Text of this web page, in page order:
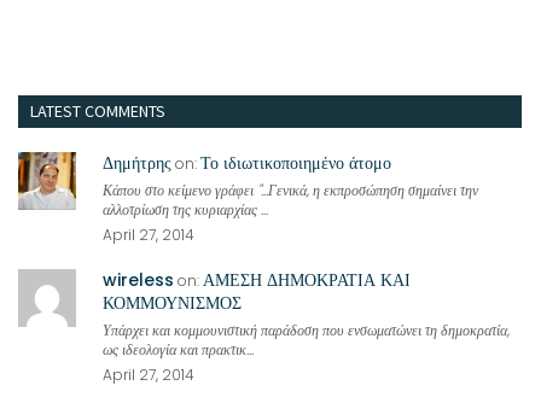
LATEST COMMENTS
Δημήτρηςon:Το ιδιωτικοποιημένο άτομο
Κάπου στο κείμενο γράφει "...Γενικά, η εκπροσώπηση σημαίνει την
αλλοτρίωση της κυριαρχίας ...
April 27, 2014
wireless on:ΑΜΕΣΗ ΔΗΜΟΚΡΑΤΙΑ ΚΑΙ
ΚΟΜΜΟΥΝΙΣΜΟΣ
Υπάρχει και κομμουνιστική παράδοση που ενσωματώνει τη δημοκρατία,
ως ιδεολογία και πρακτικ...
April 27, 2014